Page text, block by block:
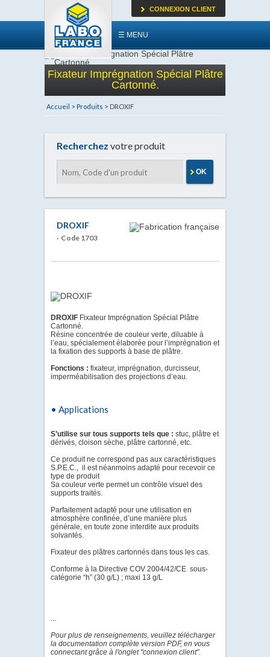
☰ MENU
CONNEXION CLIENT
Fixateur Imprégnation Spécial Plâtre
Cartonné.
Accueil > Produits > DROXIF
Recherchez votre produit
OK
DROXIF
· Code 1703
DROXIF Fixateur Imprégnation Spécial Plâtre
Cartonné.
Résine concentrée de couleur verte, diluable à
l’eau, spécialement élaborée pour l’imprégnation et
la fixation des supports à base de plâtre.
Fonctions : fixateur, imprégnation, durcisseur,
imperméabilisation des projections d’eau.
• Applications
S’utilise sur tous supports tels que : stuc, plâtre et
dérivés, cloison sèche, plâtre cartonné, etc.
Ce produit ne correspond pas aux caractéristiques
S.P.E.C., il est néanmoins adapté pour recevoir ce
type de produit
Sa couleur verte permet un contrôle visuel des
supports traités.
Parfaitement adapté pour une utilisation en
atmosphère confinée, d’une manière plus
générale, en toute zone interdite aux produits
solvantés.
Fixateur des plâtres cartonnés dans tous les cas.
Conforme à la Directive COV 2004/42/CE sous-
catégorie “h” (30 g/L) ; maxi 13 g/L
...
Pour plus de renseignements, veuillez télécharger
la documentation complète version PDF, en vous
connectant grâce à l'onglet "connexion client".